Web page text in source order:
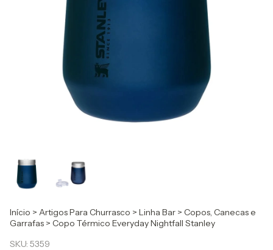
Início > Artigos Para Churrasco > Linha Bar > Copos, Canecas e
Garrafas > Copo Térmico Everyday Nightfall Stanley
SKU: 5359